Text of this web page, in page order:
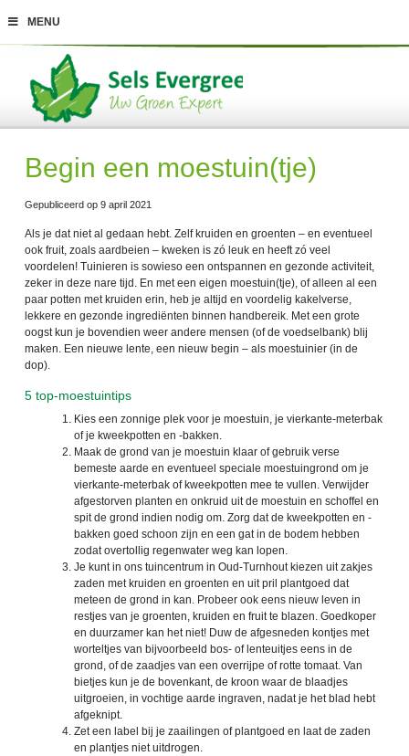
MENU
Begin een moestuin(tje)
Gepubliceerd op 9 april 2021
Als je dat niet al gedaan hebt. Zelf kruiden en groenten – en eventueel
ook fruit, zoals aardbeien – kweken is zó leuk en heeft zó veel
voordelen! Tuinieren is sowieso een ontspannen en gezonde activiteit,
zeker in deze nare tijd. En met een eigen moestuin(tje), of alleen al een
paar potten met kruiden erin, heb je altijd en voordelig kakelverse,
lekkere en gezonde ingrediënten binnen handbereik. Met een grote
oogst kun je bovendien weer andere mensen (of de voedselbank) blij
maken. Een nieuwe lente, een nieuw begin – als moestuinier (in de
dop).
5 top-moestuintips
Kies een zonnige plek voor je moestuin, je vierkante-meterbak
of je kweekpotten en -bakken.
Maak de grond van je moestuin klaar of gebruik verse
bemeste aarde en eventueel speciale moestuingrond om je
vierkante-meterbak of kweekpotten mee te vullen. Verwijder
afgestorven planten en onkruid uit de moestuin en schoffel en
spit de grond indien nodig om. Zorg dat de kweekpotten en -
bakken goed schoon zijn en een gat in de bodem hebben
zodat overtollig regenwater weg kan lopen.
Je kunt in ons tuincentrum in Oud-Turnhout kiezen uit zakjes
zaden met kruiden en groenten en uit pril plantgoed dat
meteen de grond in kan. Probeer ook eens nieuw leven in
restjes van je groenten, kruiden en fruit te blazen. Goedkoper
en duurzamer kan het niet! Duw de afgesneden kontjes met
worteltjes van bijvoorbeeld bos- of lenteuitjes eens in de
grond, of de zaadjes van een overrijpe of rotte tomaat. Van
bietjes kun je de bovenkant, de kroon waar de blaadjes
uitgroeien, in vochtige aarde ingraven, nadat je het blad hebt
afgeknipt.
Zet een label bij je zaailingen of plantgoed en laat de zaden
en plantjes niet uitdrogen.